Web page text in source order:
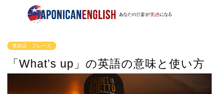
英単語・フレーズ
「What’s up」の英語の意味と使い方